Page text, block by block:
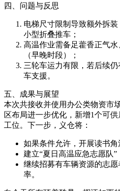
四、问题与反思
电梯尺寸限制导致额外拆
小型折叠推车；
高温作业需备足藿香正气
（早晚时段）；
三轮车运力有限，若后续
车支援。
五、成果与展望
本次共接收并使用办公类物资市
区布局进一步优化，新增1个可
工位。下一步，义仓将：
如果条件允许，开展读书角
建立“夏日高温应急志愿队”
继续招募有车辆资源的志
率。